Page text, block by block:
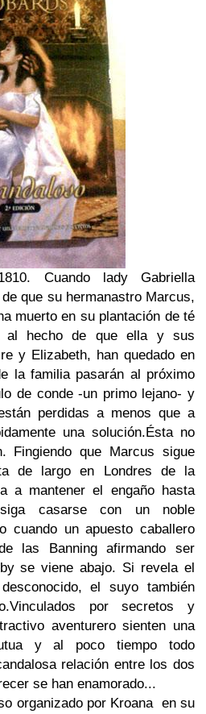
Cuando lady Gabriella
que su hermanastro Marcus,
muerto en su plantación de té
al hecho de que ella y sus
y Elizabeth, han quedado en
la familia pasarán al próximo
de conde -un primo lejano- y
perdidas a menos que a
una solución.Ésta no
Fingiendo que Marcus sigue
de largo en Londres de la
a mantener el engaño hasta
casarse con un noble
cuando un apuesto caballero
las Banning afirmando ser
se viene abajo. Si revela el
el suyo también
por secretos y
aventurero sienten una
y al poco tiempo todo
relación entre los dos
se han enamorado...
organizado por Kroana en su